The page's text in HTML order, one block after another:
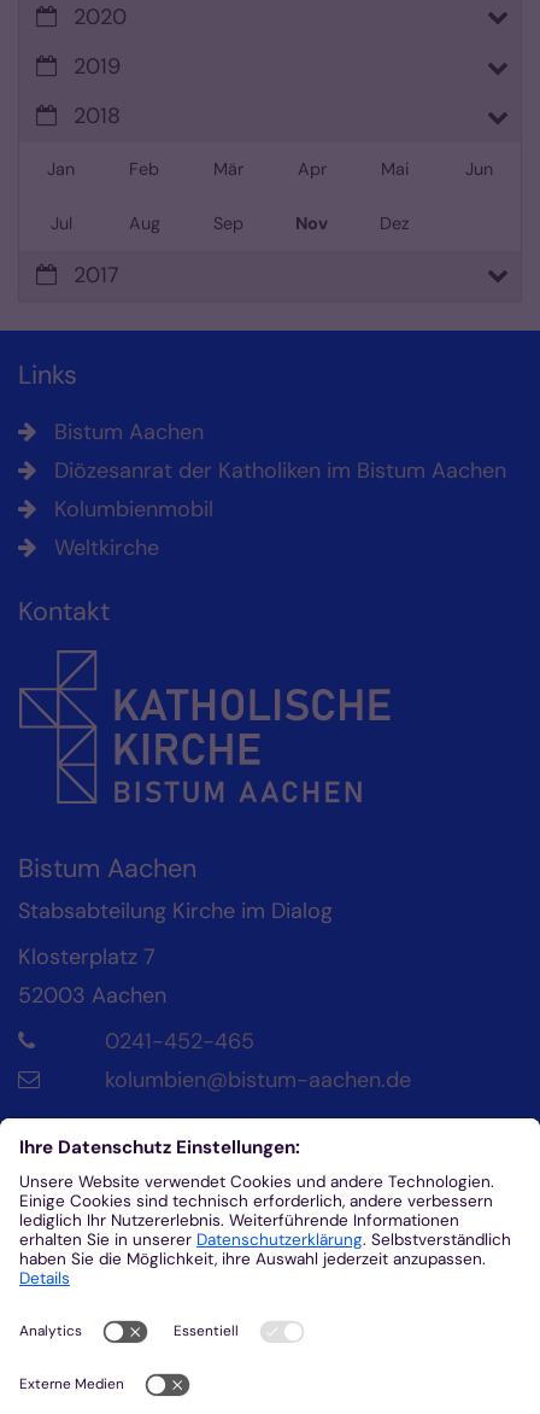
2020
2019
2018
Jan Feb Mär Apr Mai Jun
Jul Aug Sep Nov Dez
2017
Links
Bistum Aachen
Diözesanrat der Katholiken im Bistum Aachen
Kolumbienmobil
Weltkirche
Kontakt
Bistum Aachen
Stabsabteilung Kirche im Dialog
Klosterplatz 7
52003 Aachen
0241-452-465
kolumbien@bistum-aachen.de
Kontakt
Diözesanrat der Katholik*innen im Bistum
Aachen
Klosterplatz 4
helena.fuhrmann@dr-aachen.de